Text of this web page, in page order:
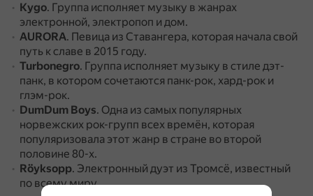
Kygo. Группа исполняет музыку в жанрах
электронной, электропоп и дом.
AURORA. Певица из Ставангера, которая начала свой
путь к славе в 2015 году.
Turbonegro. Группа исполняет музыку в стиле дэт-
панк, в котором сочетаются панк-рок, хард-рок и
глэм-рок.
DumDum Boys. Одна из самых популярных
норвежских рок-групп всех времён, которая
популяризовала этот жанр в стране во второй
половине 80-х.
Röyksopp. Электронный дуэт из Тромсё, известный
по всему миру.